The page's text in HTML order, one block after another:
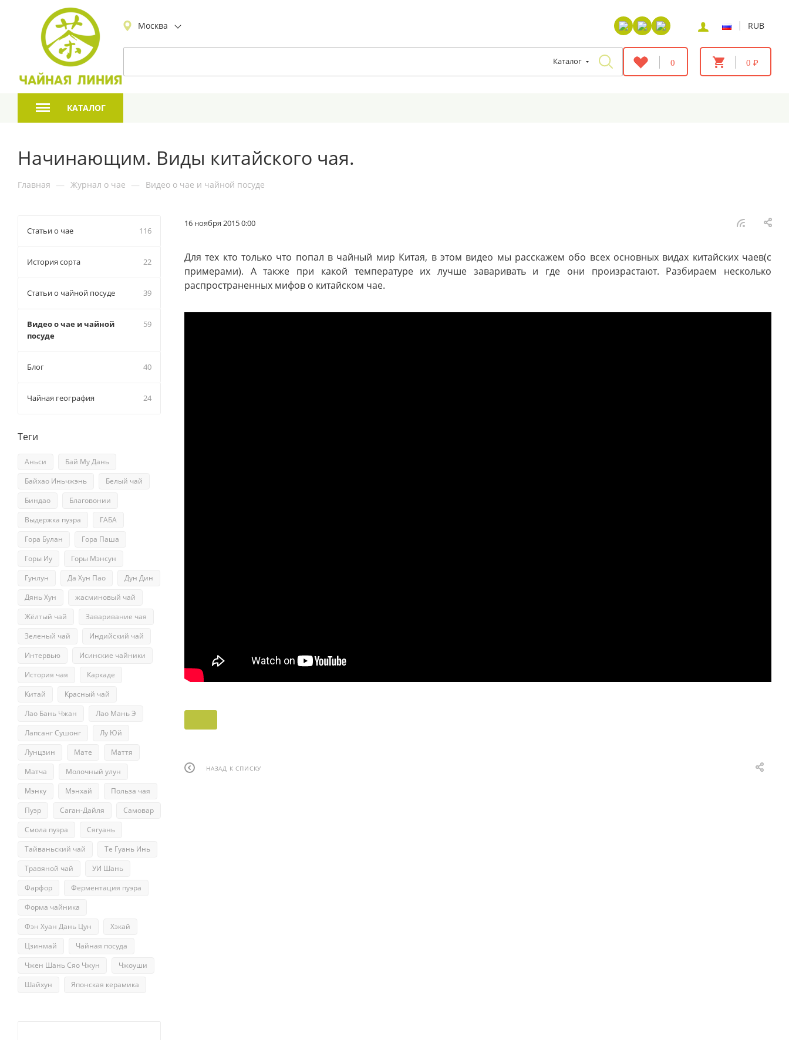
Москва | RUB
Каталог 0 0 ₽
КАТАЛОГ
Начинающим. Виды китайского чая.
Главная — Журнал о чае — Видео о чае и чайной посуде
16 ноября 2015 0:00
Для тех кто только что попал в чайный мир Китая, в этом видео мы расскажем обо всех основных видах китайских чаев(с
примерами). А также при какой температуре их лучше заваривать и где они произрастают. Разбираем несколько
распространенных мифов о китайском чае.
НАЗАД К СПИСКУ
Статьи о чае 116
История сорта 22
Статьи о чайной посуде 39
Видео о чае и чайной
посуде
59
Блог 40
Чайная география 24
Теги
Аньси
Бай Му Дань
Байхао Иньчжэнь
Белый чай
Биндао
Благовонии
Выдержка пуэра
ГАБА
Гора Булан
Гора Паша
Горы Иу
Горы Мэнсун
Гунлун
Да Хун Пао
Дун Дин
Дянь Хун
жасминовый чай
Жёлтый чай
Заваривание чая
Зеленый чай
Индийский чай
Интервью
Исинские чайники
История чая
Каркаде
Китай
Красный чай
Лао Бань Чжан
Лао Мань Э
Лапсанг Сушонг
Лу Юй
Лунцзин
Мате
Маття
Матча
Молочный улун
Мэнку
Мэнхай
Польза чая
Пуэр
Саган-Дайля
Самовар
Смола пуэра
Сягуань
Тайваньский чай
Те Гуань Инь
Травяной чай
УИ Шань
Фарфор
Ферментация пуэра
Форма чайника
Фэн Хуан Дань Цун
Хэкай
Цзинмай
Чайная посуда
Чжен Шань Сяо Чжун
Чжоуши
Шайхун
Японская керамика